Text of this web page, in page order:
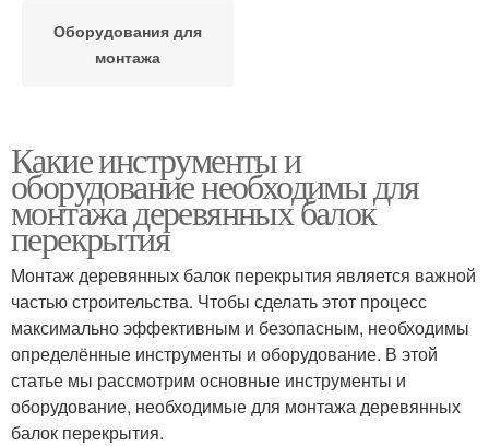
Оборудования для
монтажа
Какие инструменты и
оборудование необходимы для
монтажа деревянных балок
перекрытия
Монтаж деревянных балок перекрытия является важной
частью строительства. Чтобы сделать этот процесс
максимально эффективным и безопасным, необходимы
определённые инструменты и оборудование. В этой
статье мы рассмотрим основные инструменты и
оборудование, необходимые для монтажа деревянных
балок перекрытия.